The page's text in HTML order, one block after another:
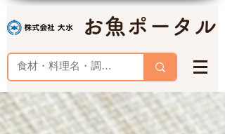
お魚ポータル